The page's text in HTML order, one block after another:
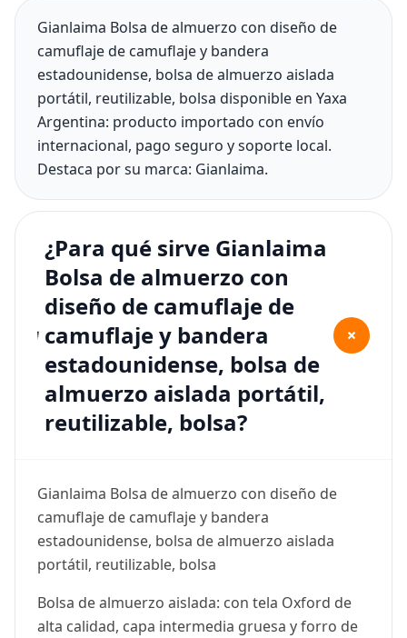
Gianlaima Bolsa de almuerzo con diseño de
camuflaje de camuflaje y bandera
estadounidense, bolsa de almuerzo aislada
portátil, reutilizable, bolsa disponible en Yaxa
Argentina: producto importado con envío
internacional, pago seguro y soporte local.
Destaca por su marca: Gianlaima.
¿Para qué sirve Gianlaima
Bolsa de almuerzo con
diseño de camuflaje de
camuflaje y bandera
estadounidense, bolsa de
almuerzo aislada portátil,
reutilizable, bolsa?
+
Gianlaima Bolsa de almuerzo con diseño de
camuflaje de camuflaje y bandera
estadounidense, bolsa de almuerzo aislada
portátil, reutilizable, bolsa
Bolsa de almuerzo aislada: con tela Oxford de
alta calidad, capa intermedia gruesa y forro de